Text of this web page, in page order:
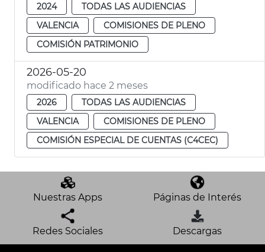
2024
TODAS LAS AUDIENCIAS
VALENCIA
COMISIONES DE PLENO
COMISIÓN PATRIMONIO
2026-05-20
modificado hace 2 meses
2026
TODAS LAS AUDIENCIAS
VALENCIA
COMISIONES DE PLENO
COMISIÓN ESPECIAL DE CUENTAS (C4CEC)
Nuestras Apps Páginas de Interés
Redes Sociales Descargas